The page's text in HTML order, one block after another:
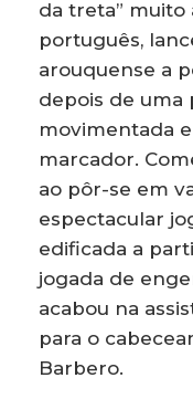
da treta” muito
português,
arouquense a
depois de uma
movimentada
marcador.
ao pôr-se em
espectacular
edificada a
jogada de
acabou na
para o
Barbero.